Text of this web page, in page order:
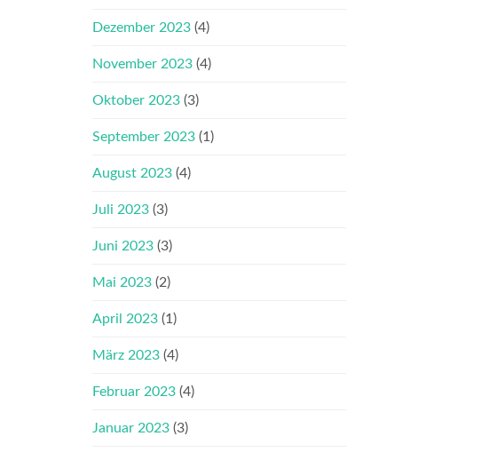
Dezember 2023 (4)
November 2023 (4)
Oktober 2023 (3)
September 2023 (1)
August 2023 (4)
Juli 2023 (3)
Juni 2023 (3)
Mai 2023 (2)
April 2023 (1)
März 2023 (4)
Februar 2023 (4)
Januar 2023 (3)